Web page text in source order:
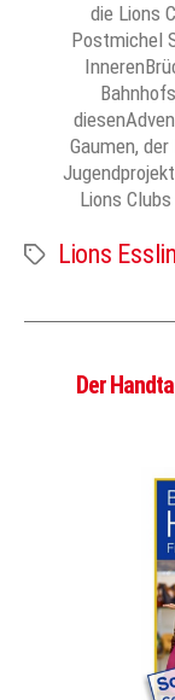
die Lions
Postmichel
Gaumen,
Lions
Schlagwörter
Lions
Der